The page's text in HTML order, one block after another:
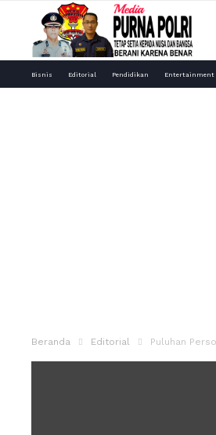
Bisnis Editorial Pendidikan Entertainment
Beranda Editorial Puluhan